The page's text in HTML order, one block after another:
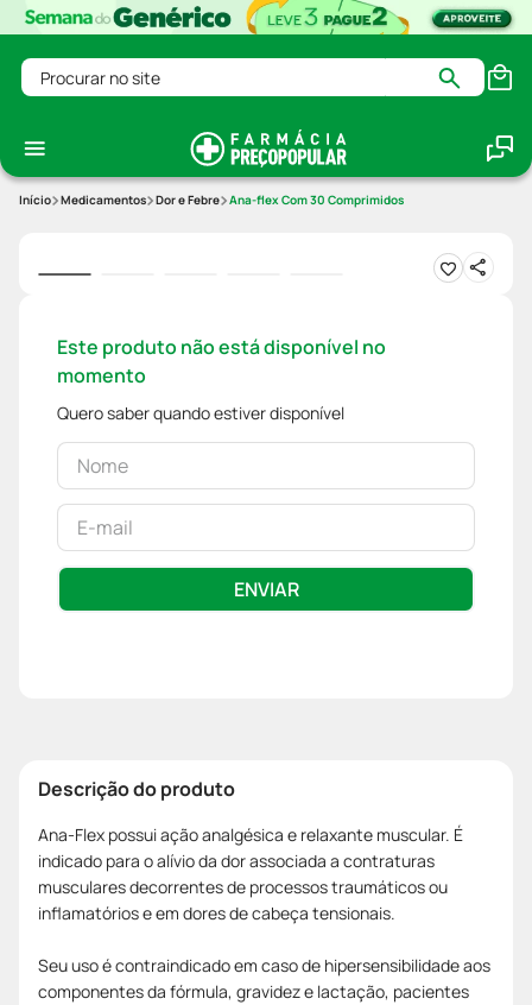
Procurar no site
Medicamentos Dor e Febre Ana-flex Com 30 Comprimidos
Este produto não está disponível no
momento
Quero saber quando estiver disponível
ENVIAR
Descrição do produto
Ana-Flex possui ação analgésica e relaxante muscular. É
indicado para o alívio da dor associada a contraturas
musculares decorrentes de processos traumáticos ou
inflamatórios e em dores de cabeça tensionais.
Seu uso é contraindicado em caso de hipersensibilidade aos
componentes da fórmula, gravidez e lactação, pacientes